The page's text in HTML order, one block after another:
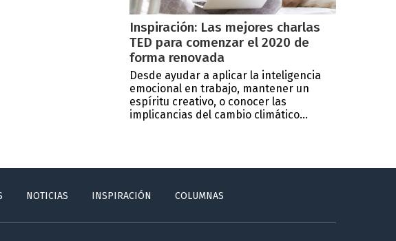
Inspiración: Las mejores charlas
TED para comenzar el 2020 de
forma renovada
Desde ayudar a aplicar la inteligencia
emocional en trabajo, mantener un
espíritu creativo, o conocer las
implicancias del cambio climático...
NOTICIAS INSPIRACIÓN COLUMNAS